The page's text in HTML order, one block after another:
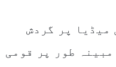
میڈیا پر گردش
طور پر قومی